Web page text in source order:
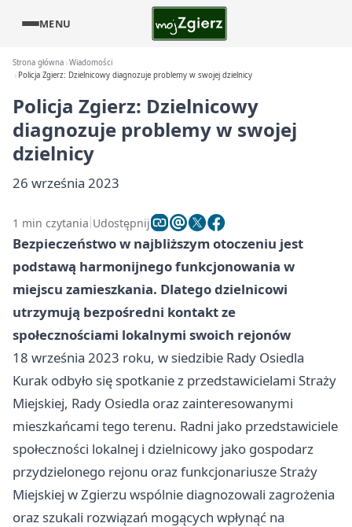
MENU
Strona główna Wiadomości
Policja Zgierz: Dzielnicowy diagnozuje problemy w swojej dzielnicy
Policja Zgierz: Dzielnicowy
diagnozuje problemy w swojej
dzielnicy
26 września 2023
1 min czytania Udostępnij
Bezpieczeństwo w najbliższym otoczeniu jest
podstawą harmonijnego funkcjonowania w
miejscu zamieszkania. Dlatego dzielnicowi
utrzymują bezpośredni kontakt ze
społecznościami lokalnymi swoich rejonów
18 września 2023 roku, w siedzibie Rady Osiedla
Kurak odbyło się spotkanie z przedstawicielami Straży
Miejskiej, Rady Osiedla oraz zainteresowanymi
mieszkańcami tego terenu. Radni jako przedstawiciele
społeczności lokalnej i dzielnicowy jako gospodarz
przydzielonego rejonu oraz funkcjonariusze Straży
Miejskiej w Zgierzu wspólnie diagnozowali zagrożenia
oraz szukali rozwiązań mogących wpłynąć na